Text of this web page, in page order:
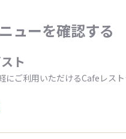
ューを確認する
ト
にご利用いただけるCafeレス